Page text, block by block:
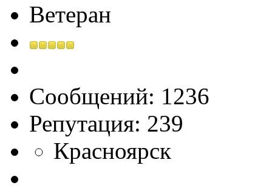
Ветеран
Сообщений: 1236
Репутация: 239
Красноярск